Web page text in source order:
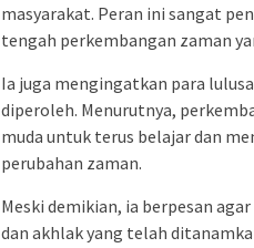
masyarakat. Peran ini sangat
tengah perkembangan zaman
Ia juga mengingatkan para
diperoleh. Menurutnya,
muda untuk terus belajar dan
perubahan zaman.
Meski demikian, ia berpesan
dan akhlak yang telah